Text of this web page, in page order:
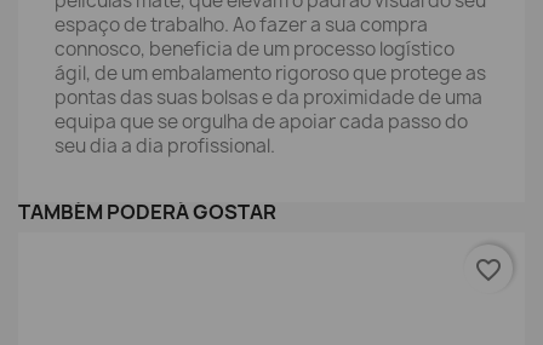
espaço de trabalho. Ao fazer a sua compra
connosco, beneficia de um processo logístico
ágil, de um embalamento rigoroso que protege as
pontas das suas bolsas e da proximidade de uma
equipa que se orgulha de apoiar cada passo do
seu dia a dia profissional.
TAMBÉM PODERÁ GOSTAR
favorite_border